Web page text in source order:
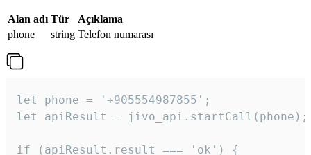
Alan adı Tür
Açıklama
phone
string Telefon numarası
let phone = '+905554987855';
let apiResult = jivo_api.startCall(phone);
if (apiResult.result === 'ok') {